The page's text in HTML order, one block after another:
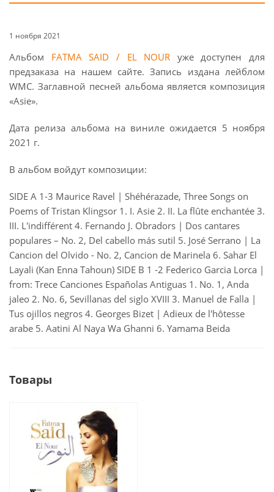
1 ноября 2021
Альбом FATMA SAID / EL NOUR уже доступен для
предзаказа на нашем сайте. Запись издана лейблом
WMC. Заглавной песней альбома является композиция
«Asie».
Дата релиза альбома на виниле ожидается 5 ноября
2021 г.
В альбом войдут композиции:
SIDE A 1-3 Maurice Ravel | Shéhérazade, Three Songs on
Poems of Tristan Klingsor 1. I. Asie 2. II. La flûte enchantée 3.
III. L'indifférent 4. Fernando J. Obradors | Dos cantares
populares – No. 2, Del cabello más sutil 5. José Serrano | La
Cancion del Olvido - No. 2, Cancion de Marinela 6. Sahar El
Layali (Kan Enna Tahoun) SIDE B 1 -2 Federico Garcia Lorca |
from: Trece Canciones Españolas Antiguas 1. No. 1, Anda
jaleo 2. No. 6, Sevillanas del siglo XVIII 3. Manuel de Falla |
Tus ojillos negros 4. Georges Bizet | Adieux de l'hôtesse
arabe 5. Aatini Al Naya Wa Ghanni 6. Yamama Beida
Товары